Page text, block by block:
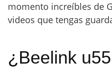
momento increíbles de
videos que tengas
¿Beelink